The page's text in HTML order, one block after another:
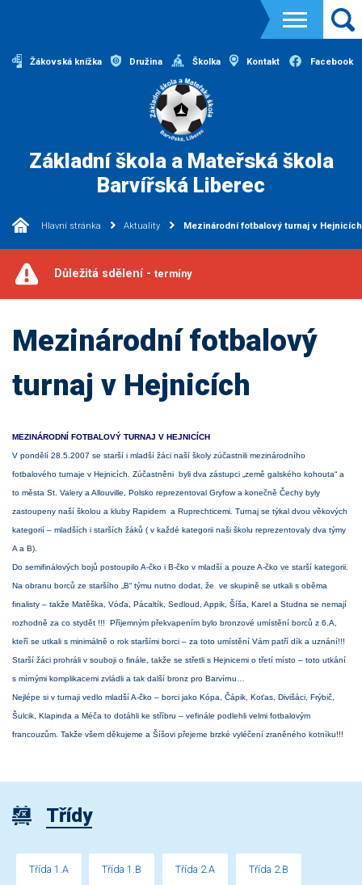
Žákovská knížka Družina Školka Kontakt Facebook
Základní škola a Mateřská škola
Barvířská Liberec
Hlavní stránka Aktuality Mezinárodní fotbalový turnaj v Hejnicích
Důležitá sdělení - termíny
Mezinárodní fotbalový
turnaj v Hejnicích
MEZINÁRODNÍ FOTBALOVÝ TURNAJ V HEJNICÍCH
V pondělí 28.5.2007 se starší i mladší žáci naší školy zúčastnili mezinárodního
fotbalového turnaje v Hejnicích. Zúčastněni byli dva zástupci „země galského kohouta“ a
to města St. Valery a Allouville, Polsko reprezentoval Gryfow a konečně Čechy byly
zastoupeny naší školou a kluby Rapidem a Ruprechticemi. Turnaj se týkal dvou věkových
kategorií – mladších i starších žáků ( v každé kategorii naši školu reprezentovaly dva týmy
A a B).
Do semifinálových bojů postoupilo A-čko i B-čko v mladší a pouze A-čko ve starší kategorii.
Na obranu borců ze staršího „B“ týmu nutno dodat, že ve skupině se utkali s oběma
finalisty – takže Matěška, Vóďa, Pácaltík, Sedloud, Appik, Šíša, Karel a Studna se nemají
rozhodně za co stydět !!! Příjemným překvapením bylo bronzové umístění borců z 6.A,
kteří se utkali s minimálně o rok staršími borci – za toto umístění Vám patří dík a uznání!!!
Starší žáci prohráli v souboji o finále, takže se střetli s Hejnicemi o třetí místo – toto utkání
s mírnými komplikacemi zvládli a tak další bronz pro Barvírnu…
Nejlépe si v turnaji vedlo mladší A-čko – borci jako Kópa, Čápik, Koťas, Divišáci, Frýbič,
Šulcik, Klapinda a Méča to dotáhli ke stříbru – vefinále podlehli velmi fotbalovým
francouzům. Takže všem děkujeme a Šíšovi přejeme brzké vyléčení zraněného kotníku!!!
Třídy
Třída 1.A Třída 1.B Třída 2.A Třída 2.B